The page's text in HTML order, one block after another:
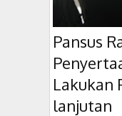
Pansus
Lakukan
lanjutan